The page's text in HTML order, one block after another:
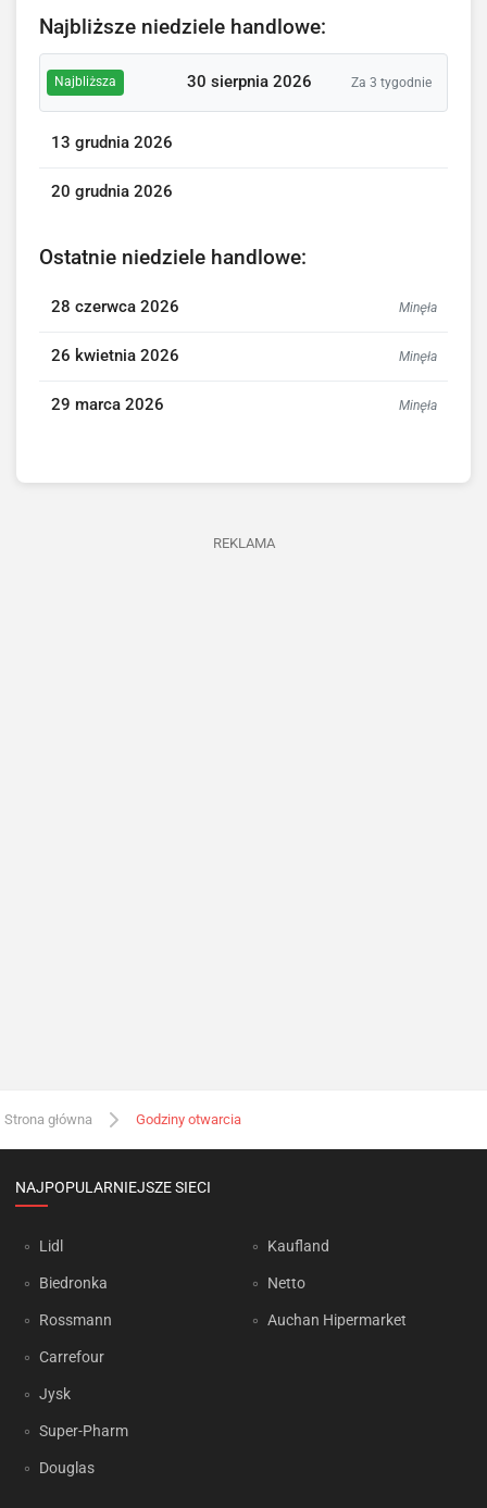
Najbliższe niedziele handlowe:
Najbliższa 30 sierpnia 2026 Za 3 tygodnie
13 grudnia 2026
20 grudnia 2026
Ostatnie niedziele handlowe:
28 czerwca 2026 Minęła
26 kwietnia 2026 Minęła
29 marca 2026 Minęła
REKLAMA
Strona główna Godziny otwarcia
NAJPOPULARNIEJSZE SIECI
Lidl
Biedronka
Rossmann
Carrefour
Jysk
Super-Pharm
Douglas
Kaufland
Netto
Auchan Hipermarket